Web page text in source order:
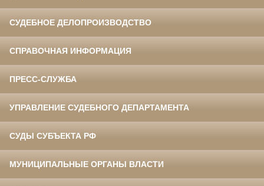
СУДЕБНОЕ ДЕЛОПРОИЗВОДСТВО
СПРАВОЧНАЯ ИНФОРМАЦИЯ
ПРЕСС-СЛУЖБА
УПРАВЛЕНИЕ СУДЕБНОГО ДЕПАРТАМЕНТА
СУДЫ СУБЪЕКТА РФ
МУНИЦИПАЛЬНЫЕ ОРГАНЫ ВЛАСТИ